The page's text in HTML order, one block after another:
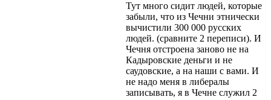
Тут много сидит людей, которые
забыли, что из Чечни этнически
вычистили 300 000 русских
людей. (сравните 2 переписи). И
Чечня отстроена заново не на
Кадыровские деньги и не
саудовские, а на наши с вами. И
не надо меня в либералы
записывать, я в Чечне служил 2